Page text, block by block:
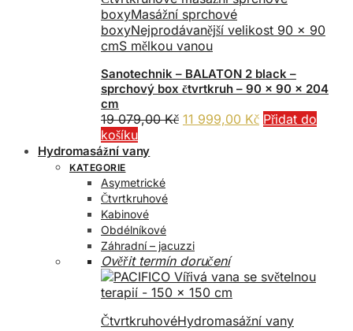
boxyMasážní sprchové
boxyNejprodávanější velikost 90 x 90
cmS mělkou vanou
Sanotechnik – BALATON 2 black –
sprchový box čtvrtkruh – 90 x 90 x 204
cm
19 079,00Kč Původní
11 999,00 KčAktuální
Přidat do
košíku
Hydromasážní vany
KATEGORIE
Asymetrické
Čtvrtkruhové
Kabinové
Obdélníkové
Záhradní – jacuzzi
Ověřit termín doručení
ČtvrtkruhovéHydromasážní vany